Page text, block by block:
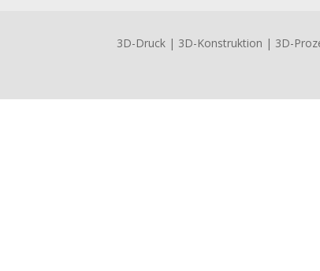
3D-Druck | 3D-Konstruktion | 3D-